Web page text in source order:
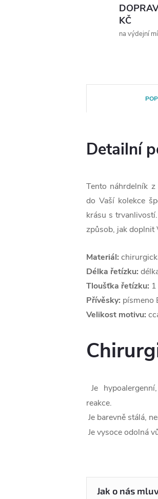
KČ
na výdejní
Detailní
Tento náhrdelník
do Vaší kolekce
krásu s
způsob, jak doplnit
Materiál:
Délka řetízku:
Tloušťka řetízku:
Přívěsky: písmeno
Velikost motivu:
Je
reakce.
Je barevně stálá,
Je vysoce odolná